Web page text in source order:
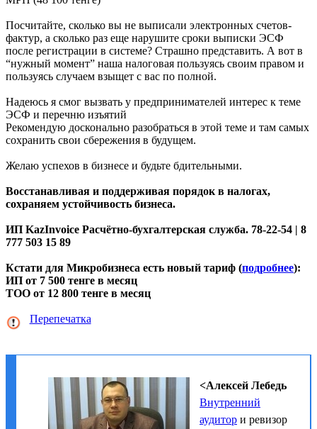
Посчитайте, сколько вы не выписали электронных счетов-
фактур, а сколько раз еще нарушите сроки выписки ЭСФ
после регистрации в системе? Страшно представить. А вот в
“нужный момент” наша налоговая пользуясь своим правом и
пользуясь случаем взыщет с вас по полной.
Надеюсь я смог вызвать у предпринимателей интерес к теме
ЭСФ и перечню изъятий
Рекомендую досконально разобраться в этой теме и там самых
сохранить свои сбережения в будущем.
Желаю успехов в бизнесе и будьте бдительными.
Восстанавливая и поддерживая порядок в налогах,
сохраняем устойчивость бизнеса.
ИП KazInvoice Расчётно-бухгалтерская служба. 78-22-54 | 8
777 503 15 89
Кстати для Микробизнеса есть новый тариф (подробнее):
ИП от 7 500 тенге в месяц
ТОО от 12 800 тенге в месяц
Перепечатка
<Алексей Лебедь
Внутренний
аудитор и ревизор